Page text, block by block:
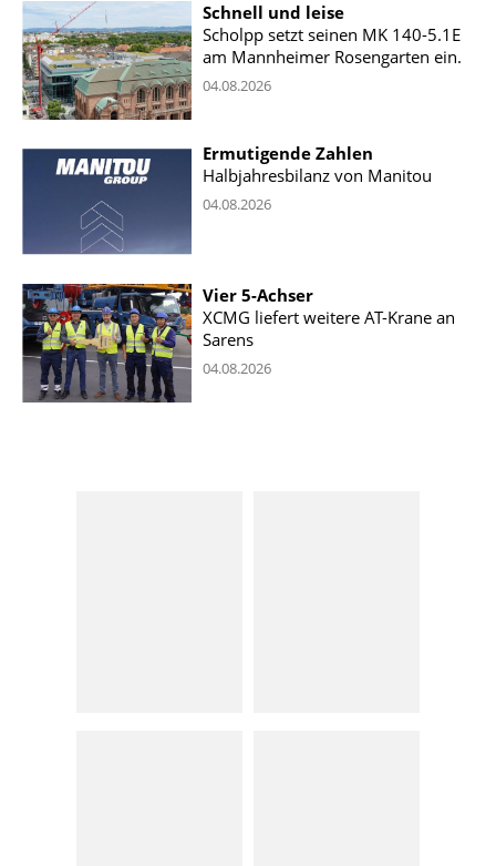
Schnell und leise
Scholpp setzt seinen MK 140-5.1E
am Mannheimer Rosengarten ein.
04.08.2026
Ermutigende Zahlen
Halbjahresbilanz von Manitou
04.08.2026
Vier 5-Achser
XCMG liefert weitere AT-Krane an
Sarens
04.08.2026